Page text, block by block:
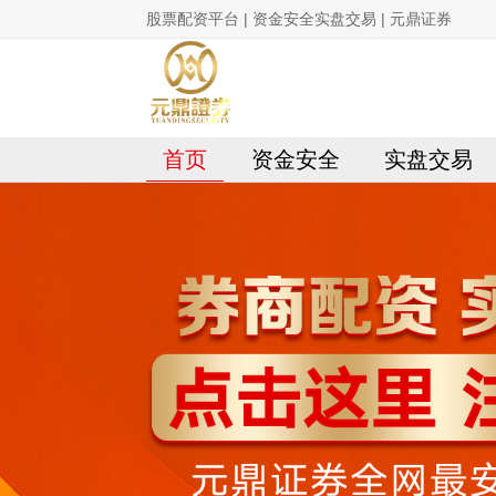
股票配资平台 | 资金安全实盘交易 | 元鼎证券
首页 资金安全 实盘交易